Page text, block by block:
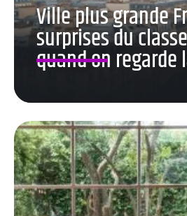
Ville plus grande
surprises du
quand on regarde